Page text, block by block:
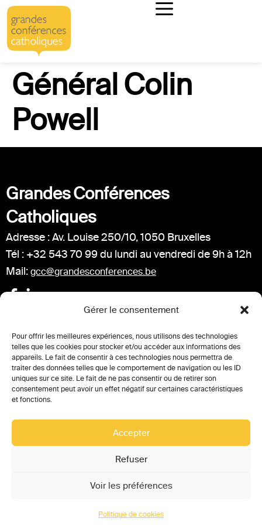
Gérer le consentement
Pour offrir les meilleures expériences, nous utilisons des technologies
telles que les cookies pour stocker et/ou accéder aux informations des
appareils. Le fait de consentir à ces technologies nous permettra de
traiter des données telles que le comportement de navigation ou les ID
uniques sur ce site. Le fait de ne pas consentir ou de retirer son
consentement peut avoir un effet négatif sur certaines caractéristiques
et fonctions.
Accepter
Refuser
Voir les préférences
Politique de cookies
Général Colin
Powell
Grandes Conférences
Catholiques
Adresse : Av. Louise 250/10, 1050 Bruxelles
Tél : +32 543 70 99 du lundi au vendredi de 9h à 12h
Mail: gcc@grandesconferences.be
Conférences à venir
Comptes-rendu des conférences
Partenaires
Replay des conférences
MENTIONS LÉGALES VIE PRIVÉE
POLITIQUE DE COOKIES (UE)